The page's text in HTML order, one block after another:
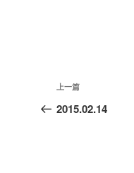
文
章
上
一
上一篇
2015.02.14